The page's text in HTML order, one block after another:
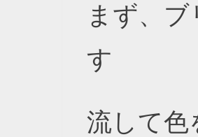
まず、
す
流して色